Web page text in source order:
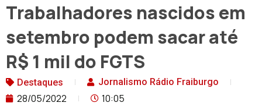
Trabalhadores nascidos em
setembro podem sacar até
R$ 1 mil do FGTS
Destaques Jornalismo Rádio Fraiburgo
28/05/2022 10:05